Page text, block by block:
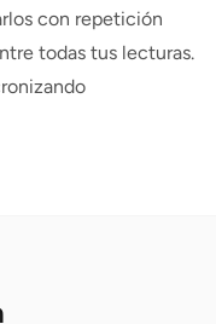
con repetición
todas tus lecturas.